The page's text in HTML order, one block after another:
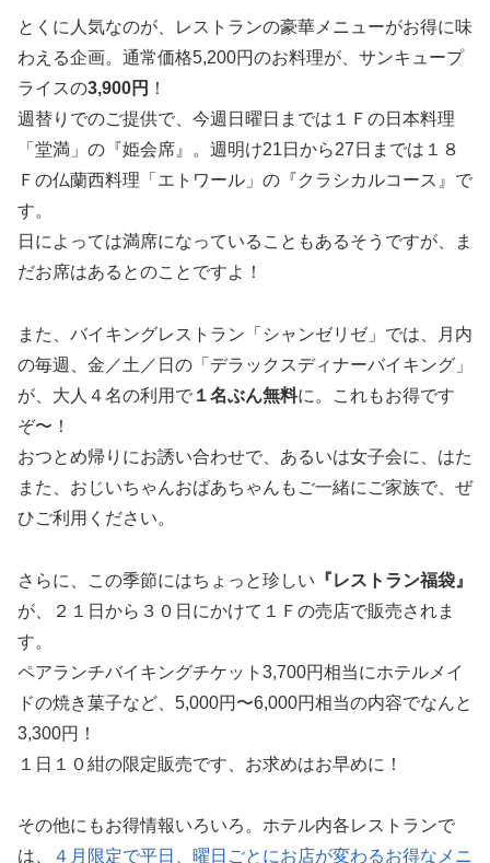
とくに人気なのが、レストランの豪華メニューがお得に味
わえる企画。通常価格5,200円のお料理が、サンキュープ
ライスの3,900円 ！
週替りでのご提供で、今週日曜日までは１Ｆの日本料理
「堂満」の『姫会席』。週明け21日から27日までは１８
Ｆの仏蘭西料理「エトワール」の『クラシカルコース』で
す。
日によっては満席になっていることもあるそうですが、ま
だお席はあるとのことですよ！
また、バイキングレストラン「シャンゼリゼ」では、月内
の毎週、金／土／日の「デラックスディナーバイキング」
が、大人４名の利用で １名ぶん無料に。これもお得です
ぞ〜！
おつとめ帰りにお誘い合わせで、あるいは女子会に、はた
また、おじいちゃんおばあちゃんもご一緒にご家族で、ぜ
ひご利用ください。
さらに、この季節にはちょっと珍しい 『レストラン福袋』
が、２１日から３０日にかけて１Ｆの売店で販売されま
す。
ペアランチバイキングチケット3,700円相当にホテルメイ
ドの焼き菓子など、5,000円〜6,000円相当の内容でなんと
3,300円！
１日１０紺の限定販売です、お求めはお早めに！
その他にもお得情報いろいろ。ホテル内各レストランで
は、
４月限定で平日、曜日ごとにお店が変わるお得なメニ